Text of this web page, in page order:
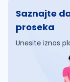
Saznajte
proseka
Unesite iznos